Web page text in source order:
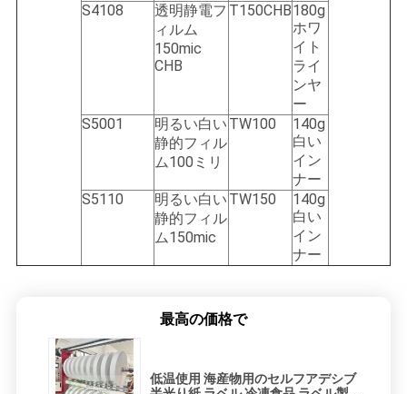
S4108
透明静電フ
ィルム
150mic
CHB
T150CHB180g
ホワ
イト
ライ
ンヤ
ー
S5001
明るい白い
静的フィル
ム100ミリ
TW100
140g
白い
イン
ナー
S5110
明るい白い
静的フィル
ム150mic
TW150
140g
白い
イン
ナー
最高の価格で
低温使用 海産物用のセルフアデシブ